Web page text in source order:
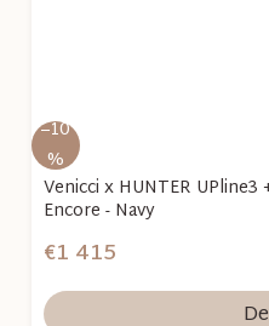
–10
%
Venicci x HUNTER UPline3
Encore - Navy
€1 415